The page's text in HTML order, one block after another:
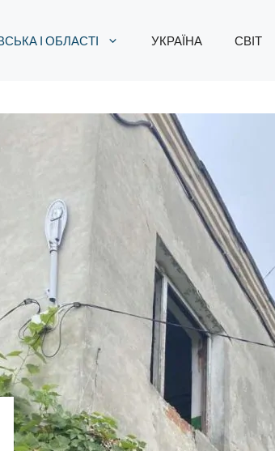
І ОБЛАСТІ УКРАЇНА СВІТ